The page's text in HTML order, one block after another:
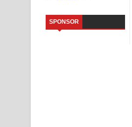
Aramuna Song
Sandata Duka
Father Song
NEENA Song
SPONSOR